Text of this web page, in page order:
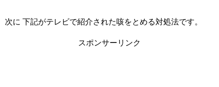
次に 下記がテレビで紹介された咳をとめる対処法です。
スポンサーリンク